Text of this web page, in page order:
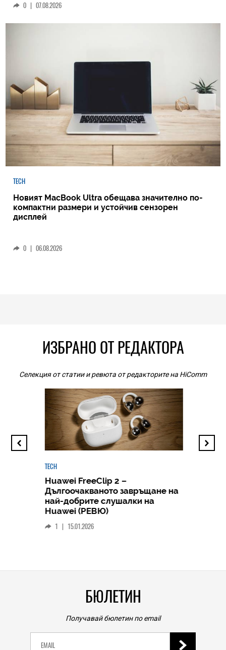
0 | 07.08.2026
TECH
Новият MacBook Ultra обещава значително по-
компактни размери и устойчив сензорен
дисплей
0 | 06.08.2026
ИЗБРАНО ОТ РЕДАКТОРА
Селекция от статии и ревюта от редакторите на HiComm
TECH
Huawei FreeClip 2 –
Дългоочакваното завръщане на
най-добрите слушалки на
Huawei (РЕВЮ)
1 | 15.01.2026
БЮЛЕТИН
Получавай бюлетин по email